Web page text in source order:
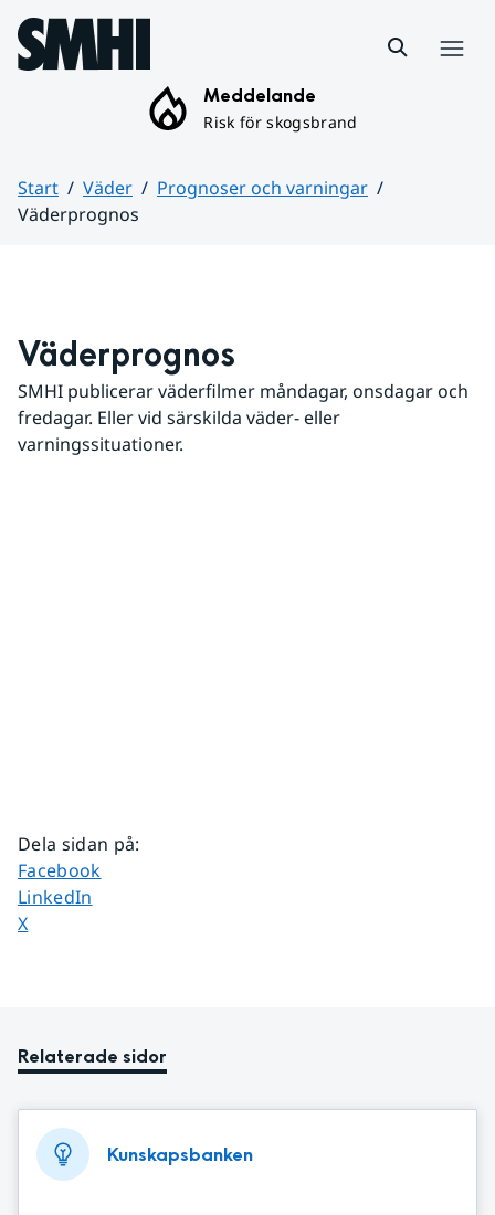
Hoppa till sidans innehåll
Meddelande
Risk för skogsbrand
Start Väder
Prognoser och varningar
Väderprognos
Väderprognos
SMHI publicerar väderfilmer måndagar, onsdagar och
fredagar. Eller vid särskilda väder- eller
varningssituationer.
Dela sidan på:
Dela sidan på
Facebook
Dela sidan på
LinkedIn
Dela sidan på
X
Relaterade sidor
Kunskapsbanken